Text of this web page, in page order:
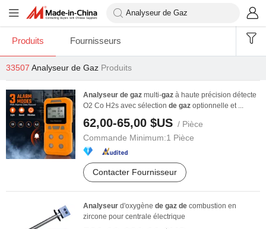
Produits Fournisseurs
33507 Analyseur de Gaz Produits
Analyseur de gaz multi-gaz à haute précision détecte
O2 Co H2s avec sélection de gaz optionnelle et ...
62,00-65,00 $US / Pièce
Commande Minimum:1 Pièce
Contacter Fournisseur
Analyseur d'oxygène de gaz de combustion en
zircone pour centrale électrique